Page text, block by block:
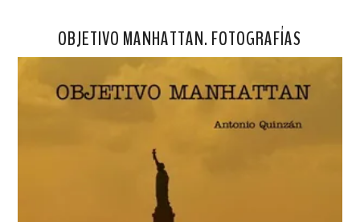
OBJETIVO MANHATTAN. FOTOGRAFÍAS